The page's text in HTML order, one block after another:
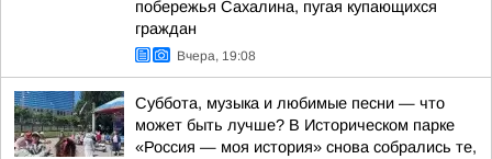
побережья Сахалина, пугая купающихся
граждан
Вчера, 19:08
Суббота, музыка и любимые песни — что
может быть лучше? В Историческом парке
«Россия — моя история» снова собрались те,